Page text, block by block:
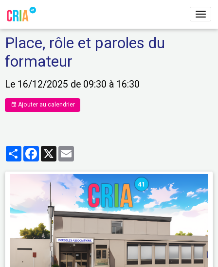
Place, rôle et paroles du
formateur
Le 16/12/2025 de 09:30 à 16:30
Ajouter au calendrier
PartagerFacebook
X